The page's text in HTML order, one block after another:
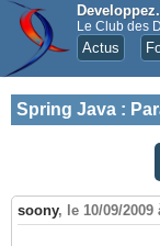
Le Club des
Actus
Spring Java :
soony, le 10/09/2009